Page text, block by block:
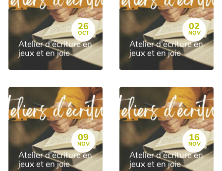
26
OCT
Atelier d'écriture en
jeux et en joie
02
NOV
Atelier d'écriture en
jeux et en joie
09
NOV
Atelier d'écriture en
jeux et en joie
16
NOV
Atelier d'écriture en
jeux et en joie